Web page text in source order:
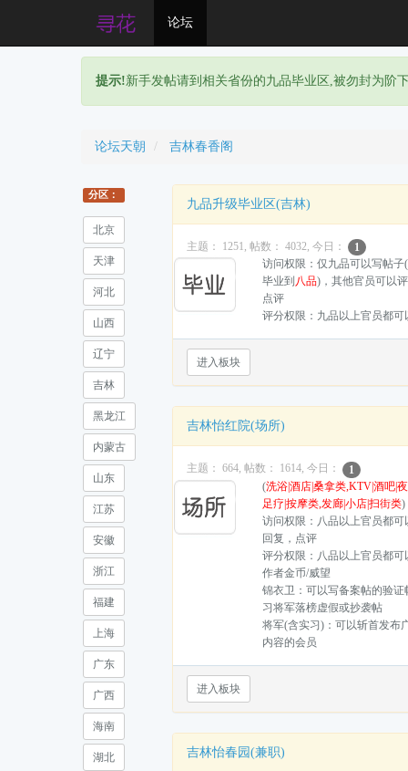
论坛
提示!新手发帖请到相关省份的九品毕业区,被勿封为阶
论坛天朝 吉林春香阁
分区：
北京
天津
河北
山西
辽宁
吉林
黑龙江
内蒙古
山东
江苏
安徽
浙江
福建
上海
广东
广西
海南
湖北
九品升级毕业区(吉林)
主题： 1251, 帖数： 4032, 今日：
1
访问权限：仅九品可以写帖子
毕业到 八品)，其他官员可以
点评
评分权限：九品以上官员都可
进入板块
吉林怡红院(场所)
主题： 664, 帖数： 1614, 今日：
1
(洗浴|酒店|桑拿类,KTV|酒吧|
足疗|按摩类,发廊|小店|扫街类)
访问权限：八品以上官员都可
回复，点评
评分权限：八品以上官员都可
作者金币/威望
锦衣卫：可以写备案帖的验证
习将军落榜虚假或抄袭帖
将军(含实习)：可以斩首发布
内容的会员
进入板块
吉林怡春园(兼职)